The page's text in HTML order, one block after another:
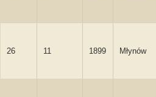
26 11 1899 Młynów